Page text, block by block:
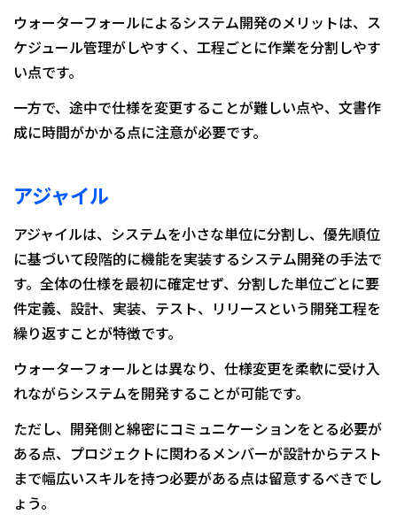
ウォーターフォールによるシステム開発のメリットは、ス
ケジュール管理がしやすく、工程ごとに作業を分割しやす
い点です。
一方で、途中で仕様を変更することが難しい点や、文書作
成に時間がかかる点に注意が必要です。
アジャイル
アジャイルは、システムを小さな単位に分割し、優先順位
に基づいて段階的に機能を実装するシステム開発の手法で
す。全体の仕様を最初に確定せず、分割した単位ごとに要
件定義、設計、実装、テスト、リリースという開発工程を
繰り返すことが特徴です。
ウォーターフォールとは異なり、仕様変更を柔軟に受け入
れながらシステムを開発することが可能です。
ただし、開発側と綿密にコミュニケーションをとる必要が
ある点、プロジェクトに関わるメンバーが設計からテスト
まで幅広いスキルを持つ必要がある点は留意するべきでし
ょう。